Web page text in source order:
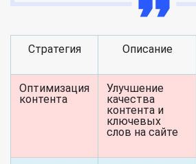
Стратегия Описание
Оптимизация
контента
Улучшение
качества
контента и
ключевых
слов на сайте